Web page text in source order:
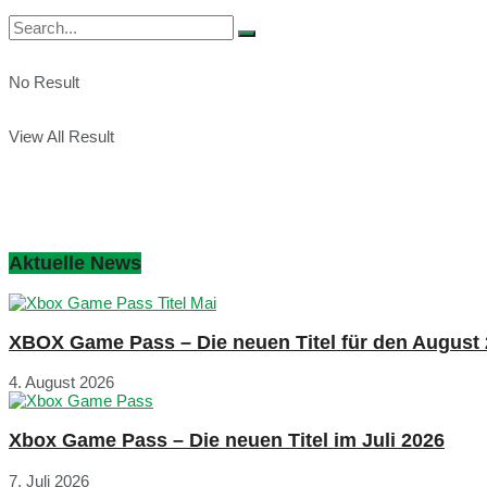
No Result
View All Result
Aktuelle News
XBOX Game Pass – Die neuen Titel für den August
4. August 2026
Xbox Game Pass – Die neuen Titel im Juli 2026
7. Juli 2026